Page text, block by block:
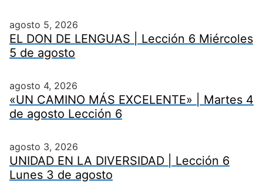
agosto 5, 2026
EL DON DE LENGUAS | Lección 6 Miércoles
5 de agosto
agosto 4, 2026
«UN CAMINO MÁS EXCELENTE» | Martes 4
de agosto Lección 6
agosto 3, 2026
UNIDAD EN LA DIVERSIDAD | Lección 6
Lunes 3 de agosto